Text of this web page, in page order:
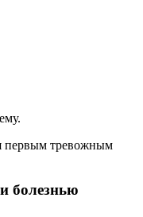
первым тревожным
болезнью